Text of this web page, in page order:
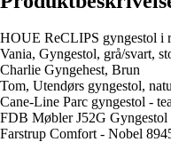
HOUE ReCLIPS gyngestol i
Vania, Gyngestol, grå/svart,
Charlie Gyngehest, Brun
Tom, Utendørs gyngestol,
Cane-Line Parc gyngestol -
FDB Møbler J52G
Farstrup Comfort - Nobel